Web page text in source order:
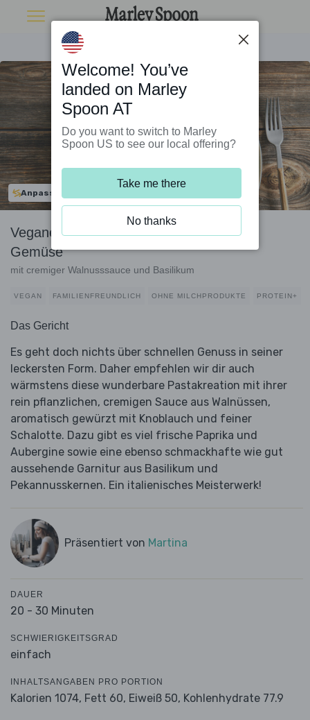
Anpassbar
Vegane High-Protein-Pasta mit buntem
Gemüse
mit cremiger Walnusssauce und Basilikum
VEGAN FAMILIENFREUNDLICH OHNE MILCHPRODUKTE PROTEIN+
Das Gericht
Es geht doch nichts über schnellen Genuss in seiner
leckersten Form. Daher empfehlen wir dir auch
wärmstens diese wunderbare Pastakreation mit ihrer
rein pflanzlichen, cremigen Sauce aus Walnüssen,
aromatisch gewürzt mit Knoblauch und feiner
Schalotte. Dazu gibt es viel frische Paprika und
Aubergine sowie eine ebenso schmackhafte wie gut
aussehende Garnitur aus Basilikum und
Pekannusskernen. Ein italienisches Meisterwerk!
Präsentiert von Martina
DAUER
20 - 30 Minuten
SCHWIERIGKEITSGRAD
einfach
INHALTSANGABEN PRO PORTION
Kalorien 1074, Fett 60, Eiweiß 50, Kohlenhydrate 77.9
Welcome! You’ve
landed on Marley
Spoon AT
Do you want to switch to Marley
Spoon US to see our local offering?
Take me there
No thanks